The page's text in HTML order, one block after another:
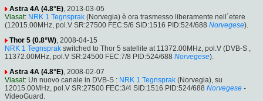
Astra 4A (4.8°E) , 2013-03-05
Viasat: NRK 1 Tegnsprak (Norvegia) è ora trasmesso liberamente nell´etere
(12015.00MHz, pol.V SR:27500 FEC:5/6 SID:1516 PID:524/688 Norvegese).
Thor 5 (0.8°W) , 2008-04-15
NRK 1 Tegnsprak switched to Thor 5 satellite at 11372.00MHz, pol.V (DVB-S ,
11372.00MHz, pol.V SR:24500 FEC:7/8 PID:524/688 Norvegese).
Astra 4A (4.8°E) , 2008-02-07
Viasat: Un nuovo canale in DVB-S : NRK 1 Tegnsprak (Norvegia), su
12015.00MHz, pol.V SR:27500 FEC:3/4 SID:1516 PID:524/688 Norvegese -
VideoGuard.